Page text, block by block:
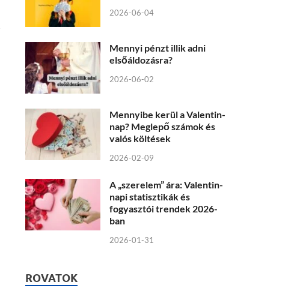
2026-06-04
Mennyi pénzt illik adni
elsőáldozásra?
2026-06-02
Mennyibe kerül a Valentin-
nap? Meglepő számok és
valós költések
2026-02-09
A „szerelem” ára: Valentin-
napi statisztikák és
fogyasztói trendek 2026-
ban
2026-01-31
ROVATOK